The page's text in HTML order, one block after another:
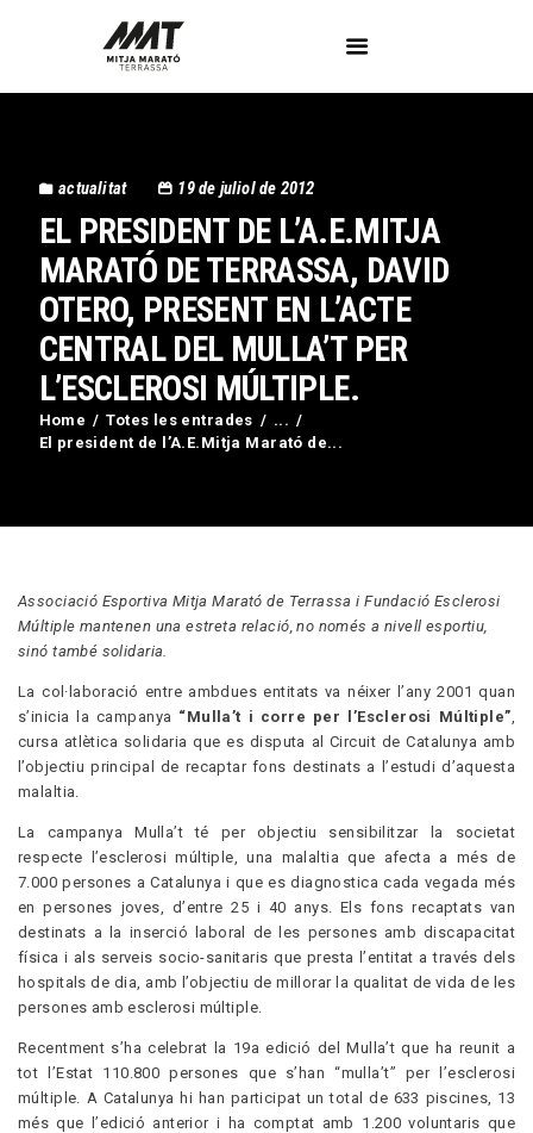
actualitat 19 de juliol de 2012
EL PRESIDENT DE L’A.E.MITJA
MARATÓ DE TERRASSA, DAVID
OTERO, PRESENT EN L’ACTE
CENTRAL DEL MULLA’T PER
L’ESCLEROSI MÚLTIPLE.
Home Totes les entrades
...
El president de l’A.E.Mitja Marató de...
Voluntaris
Circuit Activa’t
Imatges
Curses
Blog
Contactar
Associació Esportiva Mitja Marató de Terrassa i Fundació Esclerosi
Múltiple mantenen una estreta relació, no només a nivell esportiu,
sinó també solidaria.
La col·laboració entre ambdues entitats va néixer l’any 2001 quan
s’inicia la campanya “Mulla’t i corre per l’Esclerosi Múltiple”
cursa atlètica solidaria que es disputa al Circuit de Catalunya amb
l’objectiu principal de recaptar fons destinats a l’estudi d’aquesta
malaltia.
La campanya Mulla’t té per objectiu sensibilitzar la societat
respecte l’esclerosi múltiple, una malaltia que afecta a més de
7.000 persones a Catalunya i que es diagnostica cada vegada més
en persones joves, d’entre 25 i 40 anys. Els fons recaptats van
destinats a la inserció laboral de les persones amb discapacitat
física i als serveis socio-sanitaris que presta l’entitat a través dels
hospitals de dia, amb l’objectiu de millorar la qualitat de vida de les
persones amb esclerosi múltiple.
Recentment s’ha celebrat la 19a edició del Mulla’t que ha reunit a
tot l’Estat 110.800 persones que s’han “mulla’t” per l’esclerosi
múltiple. A Catalunya hi han participat un total de 633 piscines, 13
més que l’edició anterior i ha comptat amb 1.200 voluntaris que